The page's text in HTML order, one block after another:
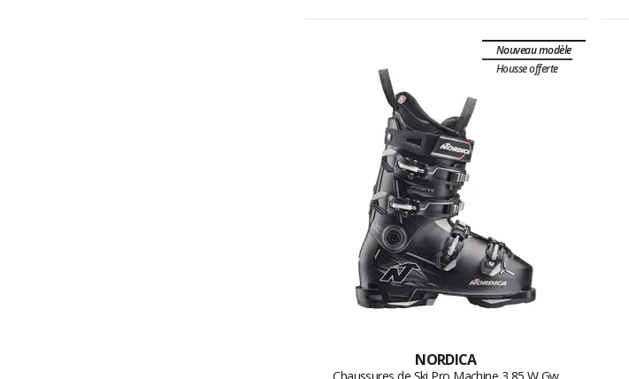
Nouveau modèle
Housse offerte
NORDICA